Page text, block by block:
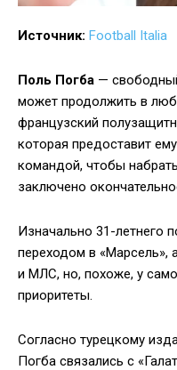
Источник: Football Italia
Поль Погба —
может продолжить в
французский
которая предоставит
командой, чтобы
заключено
Изначально 31-летнего
переходом в «Марсель»,
и МЛС, но, похоже, у
приоритеты.
Согласно турецкому
Погба связались с